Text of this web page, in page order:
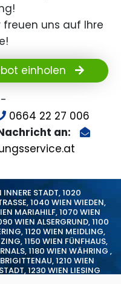
freuen uns auf Ihre
einholen
0664 22 27 006
an:
INNERE STADT,1020
,1040 WIEN WIEDEN,
MARIAHILF,1070 WIEN
WIEN ALSERGRUND,1100
,1120 WIEN MEIDLING,
,1150 WIEN FÜNFHAUS,
,1180 WIEN WÄHRING ,
,1210 WIEN
,1230 WIEN LIESING